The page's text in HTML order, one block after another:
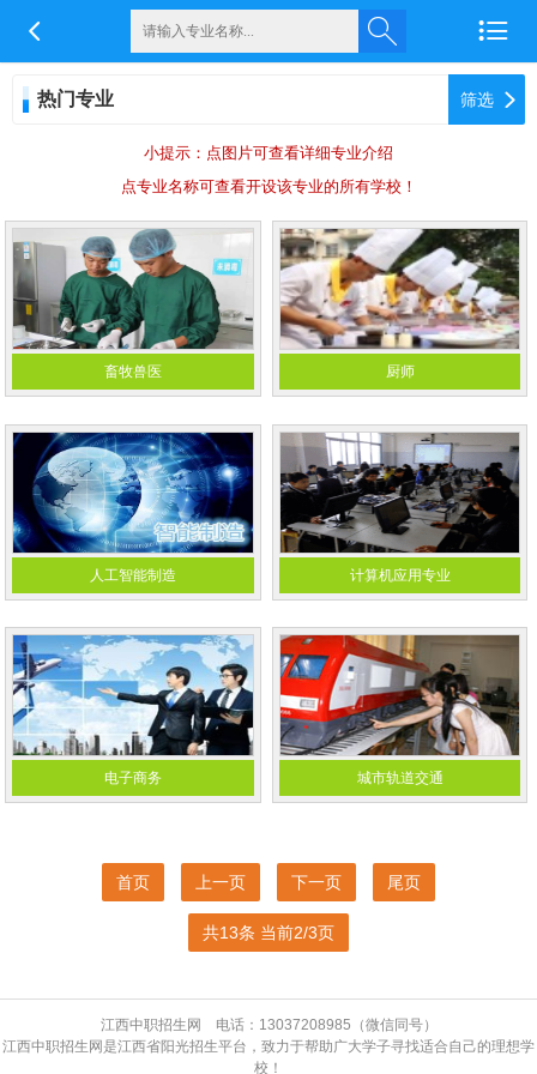
 
热门专业 筛选 
小提示：点图片可查看详细专业介绍
点专业名称可查看开设该专业的所有学校！
畜牧兽医 厨师
人工智能制造 计算机应用专业
电子商务 城市轨道交通
首页 上一页 下一页 尾页
共13条 当前2/3页
江西中职招生网 电话：13037208985（微信同号）
江西中职招生网是江西省阳光招生平台，致力于帮助广大学子寻找适合自己的理想学
校！